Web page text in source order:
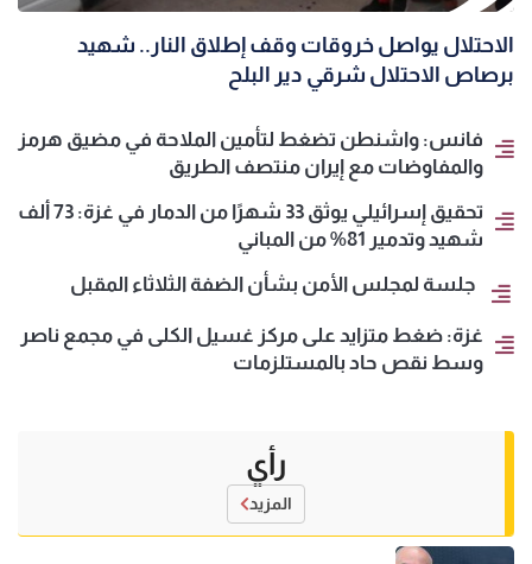
الاحتلال يواصل خروقات وقف إطلاق النار.. شهيد
برصاص الاحتلال شرقي دير البلح
فانس: واشنطن تضغط لتأمين الملاحة في مضيق هرمز
والمفاوضات مع إيران منتصف الطريق
تحقيق إسرائيلي يوثق 33 شهرًا من الدمار في غزة: 73 ألف
شهيد وتدمير 81% من المباني
جلسة لمجلس الأمن بشأن الضفة الثلاثاء المقبل
غزة: ضغط متزايد على مركز غسيل الكلى في مجمع ناصر
وسط نقص حاد بالمستلزمات
رأي
المزيد